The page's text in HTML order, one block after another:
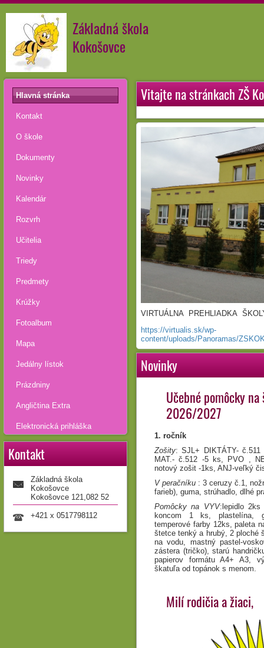
Základná škola
Kokošovce
Hlavná stránka
Kontakt
O škole
Dokumenty
Novinky
Kalendár
Rozvrh
Učitelia
Triedy
Predmety
Krúžky
Fotoalbum
Mapa
Jedálny lístok
Prázdniny
Angličtina Extra
Elektronická prihláška
Kontakt
Základná škola
Kokošovce
Kokošovce 121,082 52
+421 x 0517798112
Vitajte na stránkach ZŠ
VIRTUÁLNA PREHLIADKA
https://virtualis.sk/wp-
content/uploads/Panoramas/
Novinky
Učebné pomôcky na
2026/2027
1. ročník
Zošity: SJL+ DIKTÁTY-
MAT.- č.512 -5 ks, PVO ,
notový zošit -1ks, ANJ-veľký
V peračníku : 3 ceruzy č.1,
farieb), guma, strúhadlo, dlhé
Pomôcky na VYV:lepidlo 2ks
koncom 1 ks, plastelína,
temperové farby 12ks, paleta
štetce tenký a hrubý, 2 ploché
na vodu, mastný pastel-
zástera (tričko), starú
papierov formátu A4+ A3,
škatuľa od topánok s menom.
Milí rodičia a žiaci,